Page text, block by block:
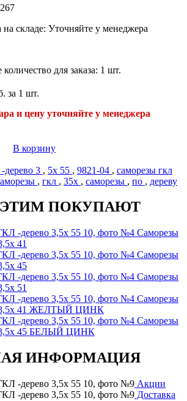
на складе: Уточняйте у менеджера
для заказа: 1 шт.
за 1 шт.
и цену уточняйте у менеджера
В корзину
дерево 3 , 5х 55 , 9821-04 , саморезы гкл
, гкл , 35х , саморезы , по , дереву
ЭТИМ ПОКУПАЮТ
Саморезы
41
Саморезы
45
Саморезы
51
Саморезы
3,5х 41 ЖЕЛТЫЙ ЦИНК
Саморезы
3,5х 45 БЕЛЫЙ ЦИНК
ИНФОРМАЦИЯ
Акции
Доставка